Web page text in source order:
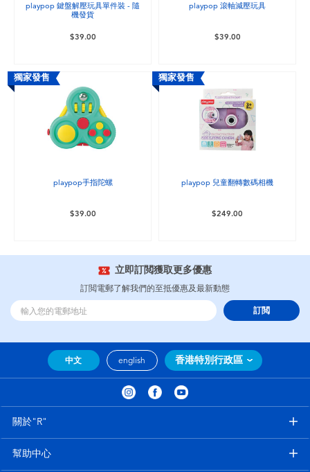
人氣角色
playpop 鍵盤解壓玩具單件裝 - 隨
機發貨
$39.00
playpop 滾軸減壓玩具
$39.00
獨家發售
playpop手指陀螺
$39.00
獨家發售
playpop 兒童翻轉數碼相機
$249.00
立即訂閲獲取更多優惠
訂閲電郵了解我們的至抵優惠及最新動態
訂閲
中文 english 香港特別行政區
關於"R"
幫助中心